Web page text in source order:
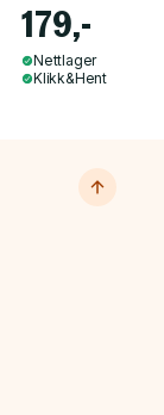
179,-
Nettlager
Klikk&Hent